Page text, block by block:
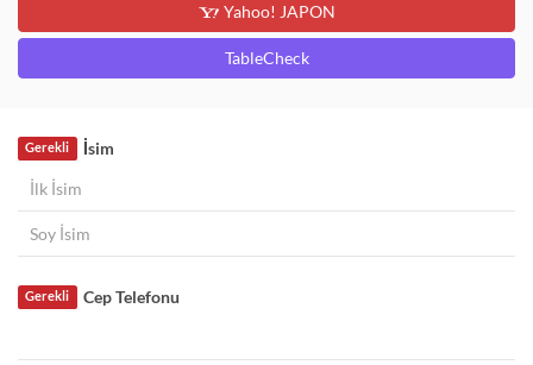
Yahoo! JAPON
TableCheck
İsim
Gerekli
Cep Telefonu
Gerekli